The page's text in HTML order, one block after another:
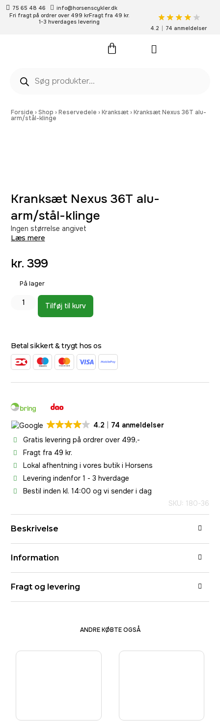
75 65 48 46 info@horsenscykler.dk
4.2 74 anmeldelser
Fri fragt på ordrer over 499 krFragt fra 49 kr.
1-3 hverdages levering
Forside ›Shop ›Reservedele ›Kranksæt ›Kranksæt Nexus 36T alu-
arm/stål-klinge
Kranksæt Nexus 36T alu-
arm/stål-klinge
Ingen størrelse angivet
Læs mere
kr. 399
På lager
Tilføj til kurv
Betal sikkert & trygt hos os
4.2
74 anmeldelser
Gratis levering på ordrer over 499,-
Fragt fra 49 kr.
Lokal afhentning i vores butik i Horsens
Levering indenfor 1 - 3 hverdage
Bestil inden kl. 14:00 og vi sender i dag
SKU: 180-36
Beskrivelse
Information
Fragt og levering
ANDRE KØBTE OGSÅ